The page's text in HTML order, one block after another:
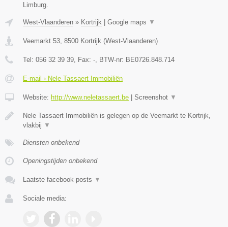
Limburg.
West-Vlaanderen » Kortrijk Google maps ▼
Veemarkt 53 8500 Kortrijk (West-Vlaanderen)
Tel: 056 32 39 39 , Fax: - , BTW-nr: BE0726.848.714
E-mail › Nele Tassaert Immobiliën
Website: http://www.neletassaert.be Screenshot ▼
Nele Tassaert Immobiliën is gelegen op de Veemarkt te Kortrijk,
vlakbij ▼
Diensten onbekend
Openingstijden onbekend
Laatste facebook posts ▼
Sociale media: